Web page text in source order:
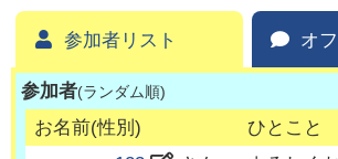
参加者リスト オ
参加者(ランダム順)
お名前(性別)
ひとこと